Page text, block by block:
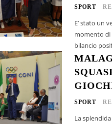
SPORT
E’ stato un
momento di
bilancio
SPORT
La